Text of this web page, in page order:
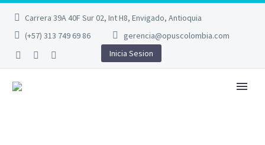
Carrera 39A 40F Sur 02, Int H8, Envigado, Antioquia
(+57) 313 749 69 86
gerencia@opuscolombia.com
Inicia Sesion